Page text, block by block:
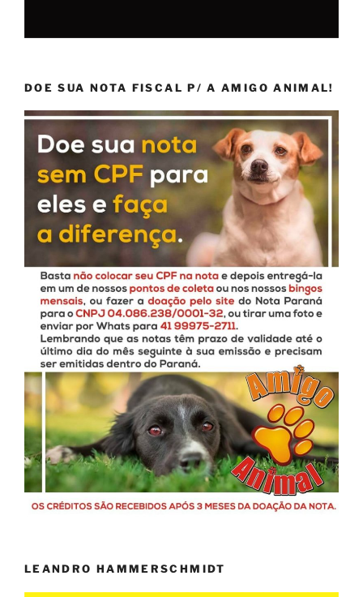
DOE SUA NOTA FISCAL P/ A AMIGO ANIMAL!
LEANDRO HAMMERSCHMIDT